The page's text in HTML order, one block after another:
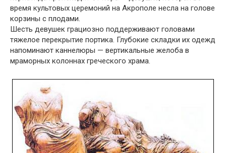
время культовых церемоний на Акрополе несла на голове
корзины с плодами.
Шесть девушек грациозно поддерживают головами
тяжелое перекрытие портика. Глубокие складки их одежд
напоминают каннелюры — вертикальные желоба в
мраморных колоннах греческого храма.